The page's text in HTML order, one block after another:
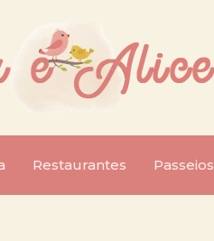
Restaurantes Passeios